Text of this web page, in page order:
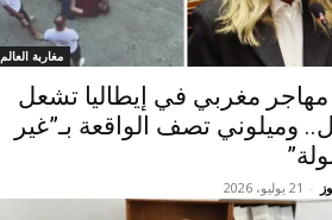
مغاربة العالم
مهاجر مغربي في إيطاليا تشعل
وميلوني تصف الواقعة بـ”غير
- 21 يوليو، 2026